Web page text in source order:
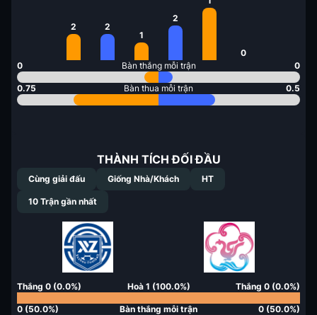
2 2
1
2
0
0
Bàn thắng mỗi trận 0
0.75 Bàn thua mỗi trận 0.5
THÀNH TÍCH ĐỐI ĐẦU
Cùng giải đấu Giống Nhà/Khách HT
10 Trận gần nhất
Thắng 0 (0.0%) Hoà 1 (100.0%) Thắng 0 (0.0%)
0 (50.0%) Bàn thắng mỗi trận 0 (50.0%)